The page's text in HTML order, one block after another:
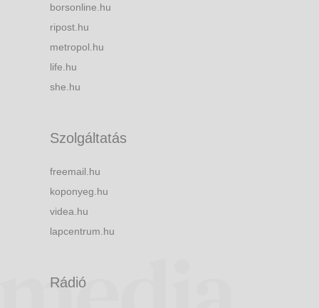
borsonline.hu
ripost.hu
metropol.hu
life.hu
she.hu
Szolgáltatás
freemail.hu
koponyeg.hu
videa.hu
lapcentrum.hu
Rádió